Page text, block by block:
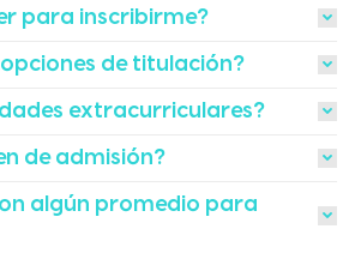
para inscribirme?
opciones de titulación?
extracurriculares?
de admisión?
algún promedio para